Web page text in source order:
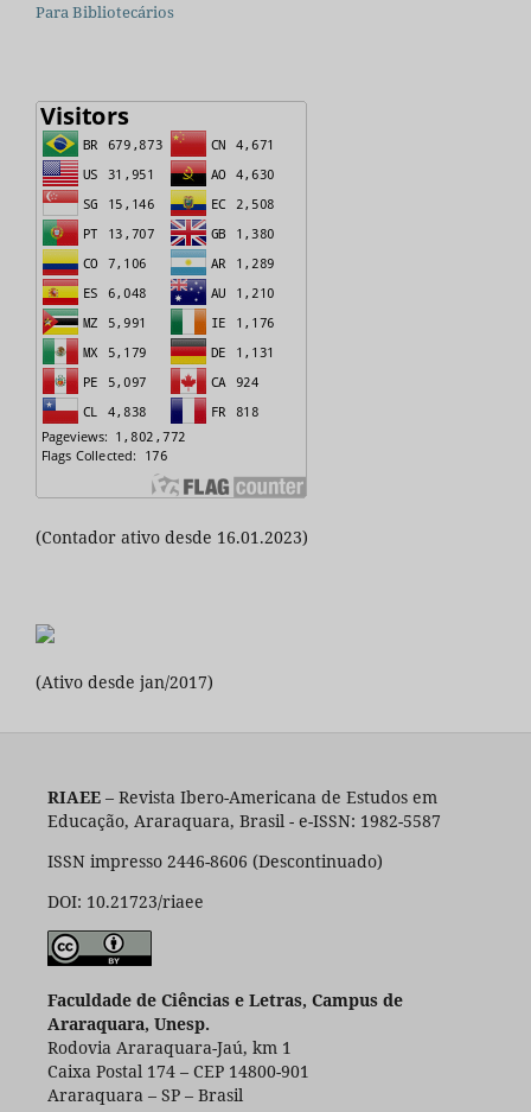
Para Bibliotecários
(Contador ativo desde 16.01.2023)
(Ativo desde jan/2017)
RIAEE– Revista Ibero-Americana de Estudos em
Educação, Araraquara, Brasil - e-ISSN: 1982-5587
ISSN impresso 2446-8606 (Descontinuado)
DOI: 10.21723/riaee
Faculdade de Ciências e Letras, Campus de
Araraquara, Unesp.
Rodovia Araraquara-Jaú, km 1
Caixa Postal 174 – CEP 14800-901
Araraquara – SP – Brasil